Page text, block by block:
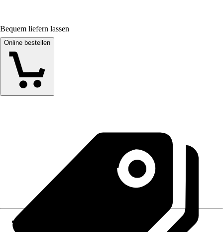
Bequem liefern lassen
Online bestellen